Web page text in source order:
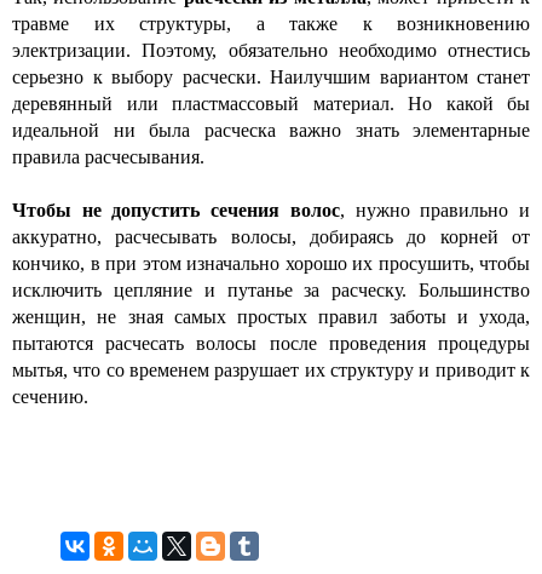
травме их структуры, а также к возникновению
электризации. Поэтому, обязательно необходимо отнестись
серьезно к выбору расчески. Наилучшим вариантом станет
деревянный или пластмассовый материал. Но какой бы
идеальной ни была расческа важно знать элементарные
правила расчесывания.
Чтобы не допустить сечения волос, нужно правильно и
аккуратно, расчесывать волосы, добираясь до корней от
кончико, в при этом изначально хорошо их просушить, чтобы
исключить цепляние и путанье за расческу. Большинство
женщин, не зная самых простых правил заботы и ухода,
пытаются расчесать волосы после проведения процедуры
мытья, что со временем разрушает их структуру и приводит к
сечению.